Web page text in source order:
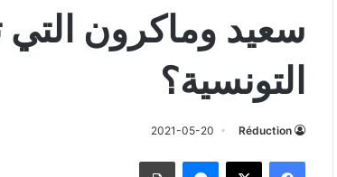
سعيد وماكرون التي
التونسية؟
Réduction
2021-05-20
فيسبوك ‫X ماسنجر طباعة